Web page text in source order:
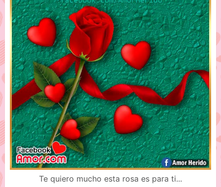
Te quiero mucho esta rosa es para ti...